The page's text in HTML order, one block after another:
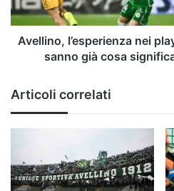
che
sanno
già
la
Serie
A
Avellino, l’esperienza nei
sanno già cosa
Articoli correlati